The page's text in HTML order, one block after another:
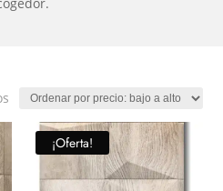
Ordenado
por
a
¡Oferta!